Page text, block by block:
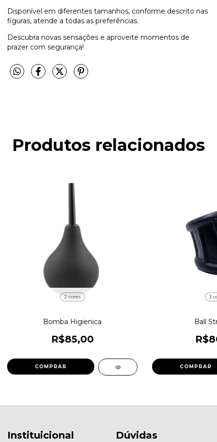
Disponível em diferentes tamanhos, conforme descrito nas
figuras, atende a todas as preferências.
Descubra novas sensações e aproveite momentos de
prazer com segurança!
Produtos relacionados
2 cores
Bomba Higienica
R$85,00
COMPRAR
3
Ball
COMPRAR
Instituicional Dúvidas